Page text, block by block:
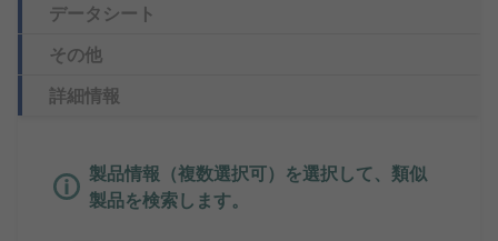
データシート
その他
詳細情報
製品情報（複数選択可）を選択して、類似
製品を検索します。